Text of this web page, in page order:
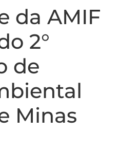
da AMIF
2°
de
Minas